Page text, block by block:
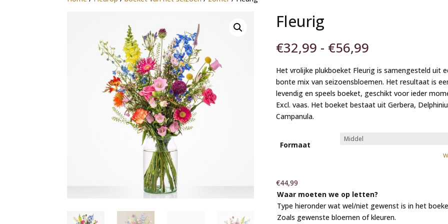
Fleurig
€32,99 - €56,99Prijsklasse:
tot
€56,99
Het vrolijke plukboeket Fleurig is samengesteld uit
bonte mix van seizoensbloemen. Het resultaat is
levendig en speels boeket, geschikt voor ieder
Excl. vaas. Het boeket bestaat uit Gerbera,
Campanula.
Formaat
€44,99
Waar moeten we op letten?
Type hieronder wat wel/niet gewenst is in het
Zoals gewenste bloemen of kleuren.